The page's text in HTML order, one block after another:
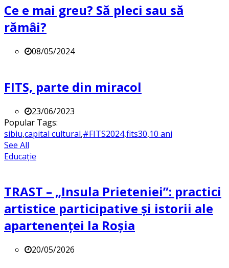
Ce e mai greu? Să pleci sau să
rămâi?
08/05/2024
FITS, parte din miracol
23/06/2023
Popular Tags:
sibiu,capital cultural,#FITS2024,fits30,10 ani
See All
Educație
TRAST – „Insula Prieteniei”: practici
artistice participative și istorii ale
apartenenței la Roșia
20/05/2026